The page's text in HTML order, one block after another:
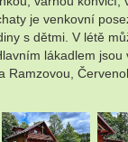
je venkovní
s dětmi. V létě
lákadlem